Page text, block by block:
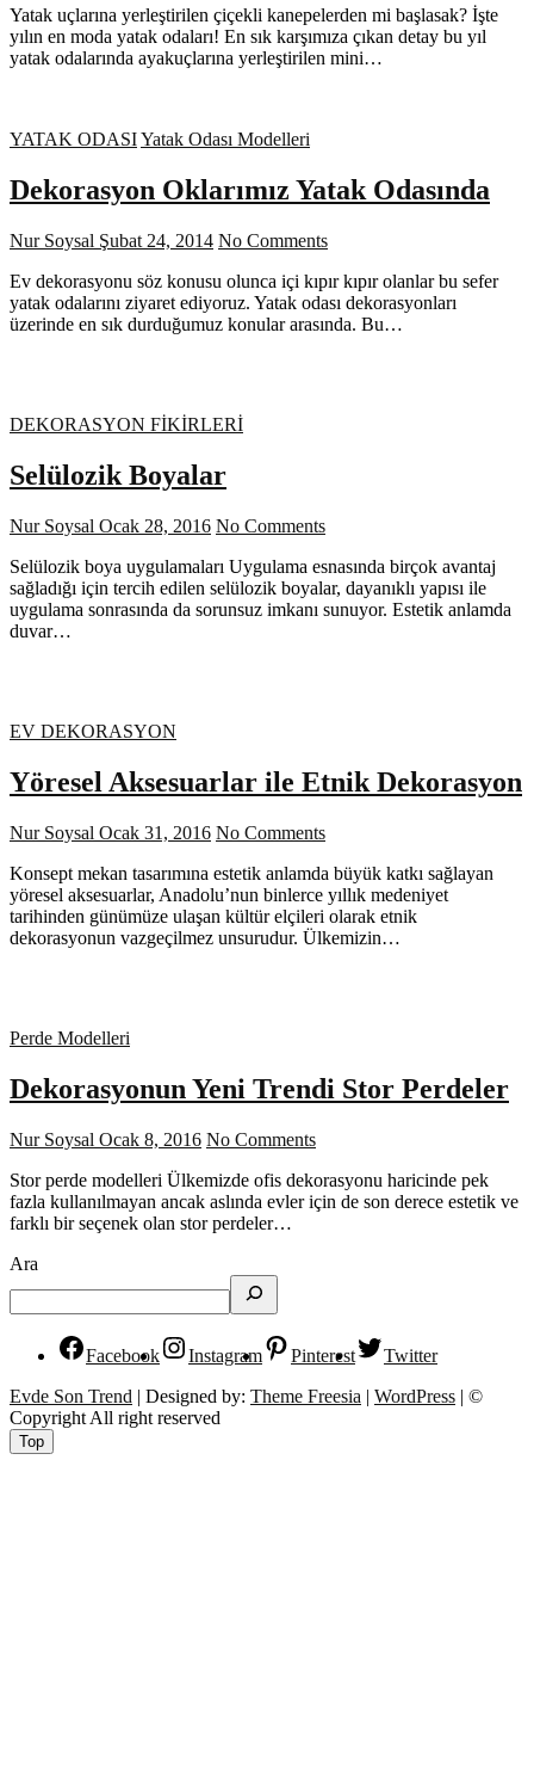
Yatak uçlarına yerleştirilen çiçekli kanepelerden mi başlasak? İşte
yılın en moda yatak odaları! En sık karşımıza çıkan detay bu yıl
yatak odalarında ayakuçlarına yerleştirilen mini…
YATAK ODASIYatak Odası Modelleri
Dekorasyon Oklarımız Yatak Odasında
Nur Soysal Şubat 24, 2014 No Comments
Ev dekorasyonu söz konusu olunca içi kıpır kıpır olanlar bu sefer
yatak odalarını ziyaret ediyoruz. Yatak odası dekorasyonları
üzerinde en sık durduğumuz konular arasında. Bu…
DEKORASYON FİKİRLERİ
Selülozik Boyalar
Nur Soysal Ocak 28, 2016 No Comments
Selülozik boya uygulamaları Uygulama esnasında birçok avantaj
sağladığı için tercih edilen selülozik boyalar, dayanıklı yapısı ile
uygulama sonrasında da sorunsuz imkanı sunuyor. Estetik anlamda
duvar…
EV DEKORASYON
Yöresel Aksesuarlar ile Etnik Dekorasyon
Nur Soysal Ocak 31, 2016 No Comments
Konsept mekan tasarımına estetik anlamda büyük katkı sağlayan
yöresel aksesuarlar, Anadolu’nun binlerce yıllık medeniyet
tarihinden günümüze ulaşan kültür elçileri olarak etnik
dekorasyonun vazgeçilmez unsurudur. Ülkemizin…
Perde Modelleri
Dekorasyonun Yeni Trendi Stor Perdeler
Nur Soysal Ocak 8, 2016 No Comments
Stor perde modelleri Ülkemizde ofis dekorasyonu haricinde pek
fazla kullanılmayan ancak aslında evler için de son derece estetik ve
farklı bir seçenek olan stor perdeler…
Ara
Facebook Instagram Pinterest
Twitter
Evde Son Trend | Designed by: Theme Freesia | WordPress | ©
Copyright All right reserved
Top